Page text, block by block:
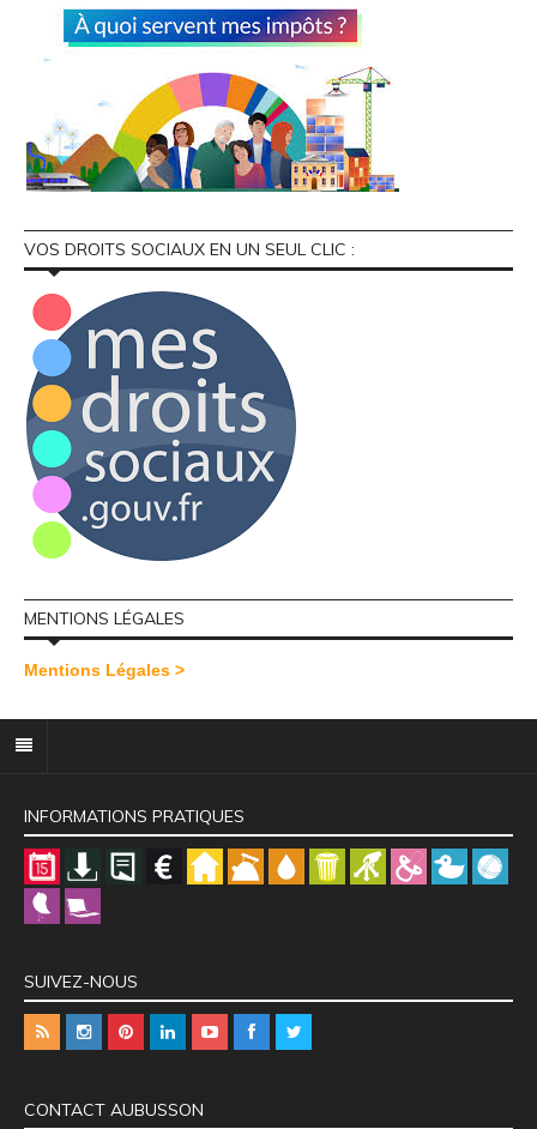
VOS DROITS SOCIAUX EN UN SEUL CLIC :
MENTIONS LÉGALES
Mentions Légales >
INFORMATIONS PRATIQUES
SUIVEZ-NOUS
CONTACT AUBUSSON